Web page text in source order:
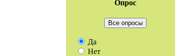
Опрос
Все опросы
Да
Нет